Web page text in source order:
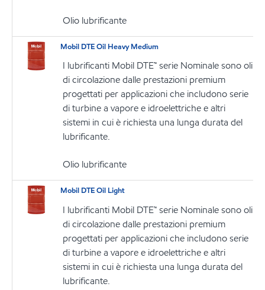
Olio lubrificante
Mobil DTE Oil Heavy Medium
I lubrificanti Mobil DTE™ serie Nominale sono oli
di circolazione dalle prestazioni premium
progettati per applicazioni che includono serie
di turbine a vapore e idroelettriche e altri
sistemi in cui è richiesta una lunga durata del
lubrificante.
Olio lubrificante
Mobil DTE Oil Light
I lubrificanti Mobil DTE™ serie Nominale sono oli
di circolazione dalle prestazioni premium
progettati per applicazioni che includono serie
di turbine a vapore e idroelettriche e altri
sistemi in cui è richiesta una lunga durata del
lubrificante.